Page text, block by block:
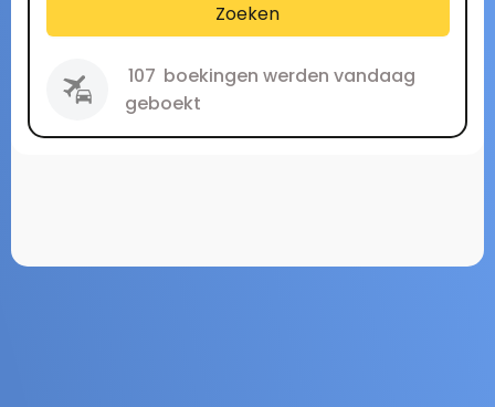
Zoeken
107 boekingen werden vandaag
geboekt